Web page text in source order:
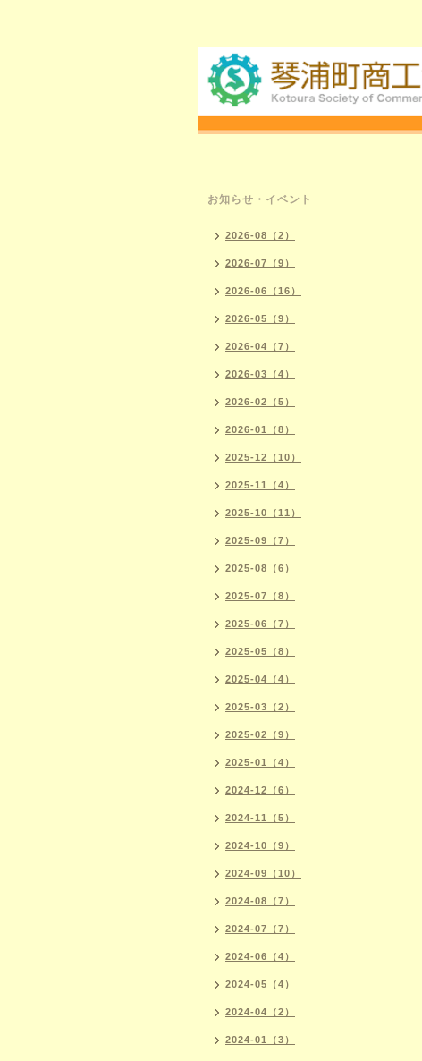
お知らせ・イベント
2026-08（2）
2026-07（9）
2026-06（16）
2026-05（9）
2026-04（7）
2026-03（4）
2026-02（5）
2026-01（8）
2025-12（10）
2025-11（4）
2025-10（11）
2025-09（7）
2025-08（6）
2025-07（8）
2025-06（7）
2025-05（8）
2025-04（4）
2025-03（2）
2025-02（9）
2025-01（4）
2024-12（6）
2024-11（5）
2024-10（9）
2024-09（10）
2024-08（7）
2024-07（7）
2024-06（4）
2024-05（4）
2024-04（2）
2024-01（3）